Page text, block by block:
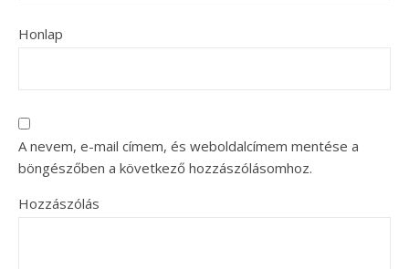
Honlap
A nevem, e-mail címem, és weboldalcímem mentése a
böngészőben a következő hozzászólásomhoz.
Hozzászólás